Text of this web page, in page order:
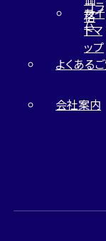
格
コラ
ム
サイ
トマ
ップ
よくある
会社案内